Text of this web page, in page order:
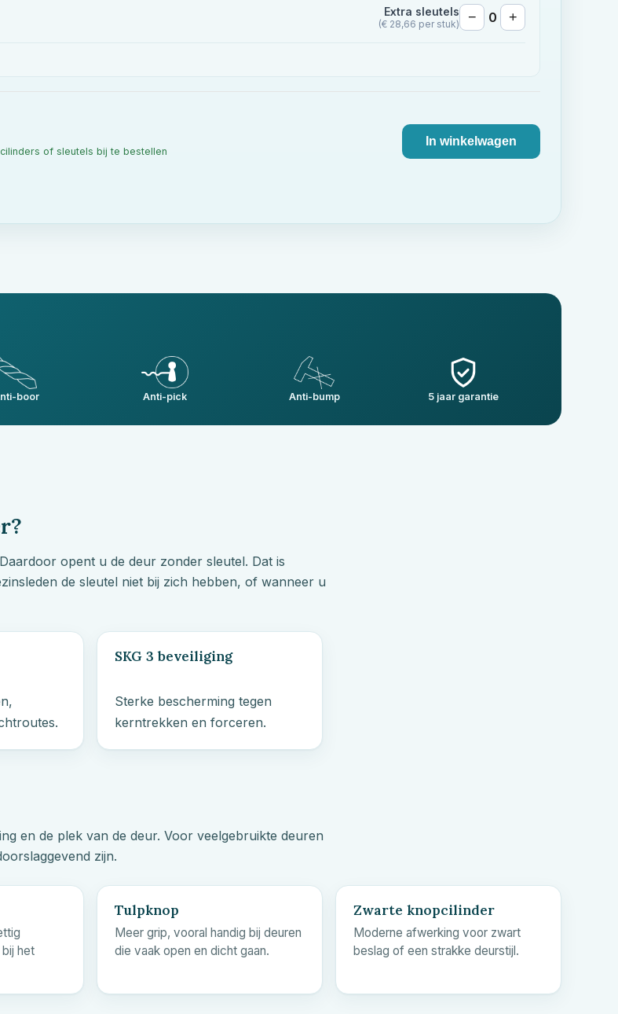
Extra sleutels
(€ 28,66 per stuk) − 0 +
of sleutels bij te bestellen
In winkelwagen
boor Anti-pick Anti-bump 5 jaar garantie
opent u de deur zonder sleutel. Dat is
de sleutel niet bij zich hebben, of wanneer u
SKG 3 beveiliging
Sterke bescherming tegen
kerntrekken en forceren.
en de plek van de deur. Voor veelgebruikte deuren
zijn.
het
Tulpknop
Meer grip, vooral handig bij deuren
die vaak open en dicht gaan.
Zwarte knopcilinder
Moderne afwerking voor zwart
beslag of een strakke deurstijl.